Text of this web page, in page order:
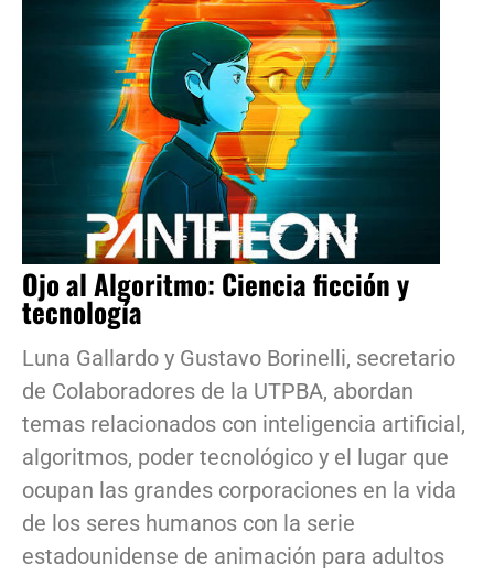
Ojo al Algoritmo: Ciencia ficción y
tecnología
Luna Gallardo y Gustavo Borinelli, secretario
de Colaboradores de la UTPBA, abordan
temas relacionados con inteligencia artificial,
algoritmos, poder tecnológico y el lugar que
ocupan las grandes corporaciones en la vida
de los seres humanos con la serie
estadounidense de animación para adultos